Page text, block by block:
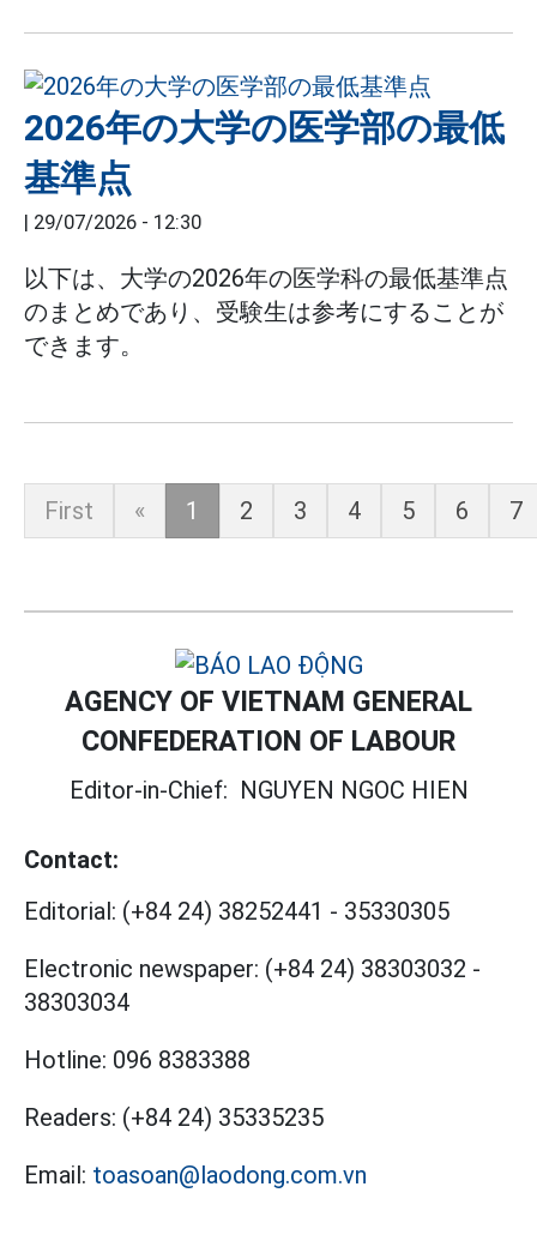
2026年の大学の医学部の最低
基準点
| 29/07/2026 - 12:30
以下は、大学の2026年の医学科の最低基準点
のまとめであり、受験生は参考にすることが
できます。
First « 1 2 3 4 5 6 7
AGENCY OF VIETNAM GENERAL
CONFEDERATION OF LABOUR
Editor-in-Chief: NGUYEN NGOC HIEN
Contact:
Editorial: (+84 24) 38252441 - 35330305
Electronic newspaper: (+84 24) 38303032 -
38303034
Hotline: 096 8383388
Readers: (+84 24) 35335235
Email: toasoan@laodong.com.vn